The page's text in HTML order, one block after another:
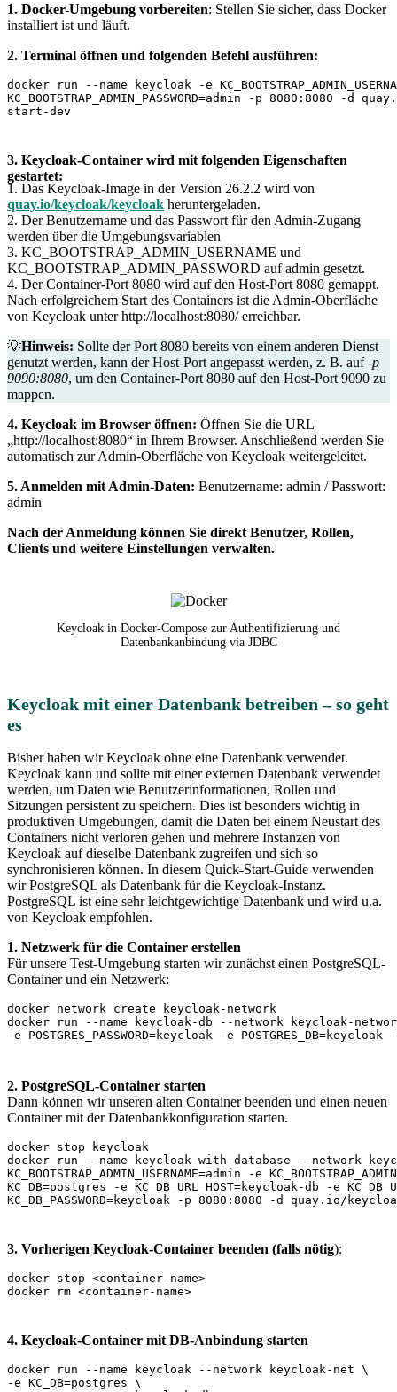
1. Docker-Umgebung vorbereiten: Stellen Sie sicher, dass Docker
installiert ist und läuft.
2. Terminal öffnen und folgenden Befehl ausführen:
docker run --name keycloak -e
KC_BOOTSTRAP_ADMIN_PASSWORD=admin -p 8080:8080 -
3. Keycloak-Container wird mit folgenden Eigenschaften
gestartet:
1. Das Keycloak-Image in der Version 26.2.2 wird von
quay.io/keycloak/keycloak heruntergeladen.
2. Der Benutzername und das Passwort für den Admin-Zugang
werden über die Umgebungsvariablen
3. KC_BOOTSTRAP_ADMIN_USERNAME und
KC_BOOTSTRAP_ADMIN_PASSWORD auf admin gesetzt.
4. Der Container-Port 8080 wird auf den Host-Port 8080 gemappt.
Nach erfolgreichem Start des Containers ist die Admin-Oberfläche
von Keycloak unter http://localhost:8080/ erreichbar.
💡Hinweis: Sollte der Port 8080 bereits von einem anderen Dienst
genutzt werden, kann der Host-Port angepasst werden, z. B. auf-p
9090:8080, um den Container-Port 8080 auf den Host-Port 9090 zu
mappen.
4. Keycloak im Browser öffnen: Öffnen Sie die URL
„http://localhost:8080“ in Ihrem Browser. Anschließend werden Sie
automatisch zur Admin-Oberfläche von Keycloak weitergeleitet.
5. Anmelden mit Admin-Daten: Benutzername: admin / Passwort:
admin
Nach der Anmeldung können Sie direkt Benutzer, Rollen,
Clients und weitere Einstellungen verwalten.
Keycloak in Docker-Compose zur Authentifizierung und
Datenbankanbindung via JDBC
Keycloak mit einer Datenbank betreiben – so geht
es
Bisher haben wir Keycloak ohne eine Datenbank verwendet.
Keycloak kann und sollte mit einer externen Datenbank verwendet
werden, um Daten wie Benutzerinformationen, Rollen und
Sitzungen persistent zu speichern. Dies ist besonders wichtig in
produktiven Umgebungen, damit die Daten bei einem Neustart des
Containers nicht verloren gehen und mehrere Instanzen von
Keycloak auf dieselbe Datenbank zugreifen und sich so
synchronisieren können. In diesem Quick-Start-Guide verwenden
wir PostgreSQL als Datenbank für die Keycloak-Instanz.
PostgreSQL ist eine sehr leichtgewichtige Datenbank und wird u.a.
von Keycloak empfohlen.
1. Netzwerk für die Container erstellen
Für unsere Test-Umgebung starten wir zunächst einen PostgreSQL-
Container und ein Netzwerk:
docker network create keycloak-network
docker run --name keycloak-db --network keycloak-network -
2. PostgreSQL-Container starten
Dann können wir unseren alten Container beenden und einen neuen
Container mit der Datenbankkonfiguration starten.
docker stop keycloak
docker run --name keycloak-with-database --network
KC_BOOTSTRAP_ADMIN_USERNAME=admin -e
KC_DB=postgres -e KC_DB_URL_HOST=keycloak-db -e
3. Vorherigen Keycloak-Container beenden (falls nötig):
docker stop <container-name>
4. Keycloak-Container mit DB-Anbindung starten
docker run --name keycloak --network keycloak-net \
-e KC_DB=postgres \